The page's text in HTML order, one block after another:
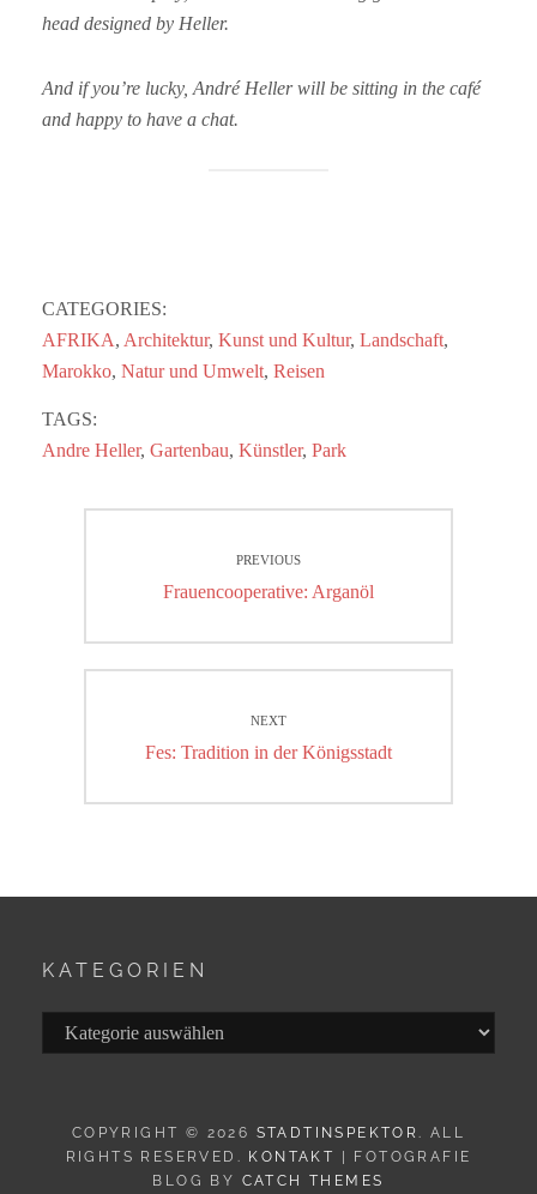
head designed by Heller.
And if you’re lucky, André Heller will be sitting in the café
and happy to have a chat.
CATEGORIES:
AFRIKA, Architektur, Kunst und Kultur, Landschaft,
Marokko, Natur und Umwelt, Reisen
TAGS:
Andre Heller, Gartenbau, Künstler, Park
PREVIOUS
Previous
Frauencooperative: Arganöl
NEXT
Next
Fes: Tradition in der Königsstadt
KATEGORIEN
Kategorien
COPYRIGHT © 2026 STADTINSPEKTOR. ALL
RIGHTS RESERVED.
KONTAKT
| FOTOGRAFIE
BLOG BY CATCH THEMES